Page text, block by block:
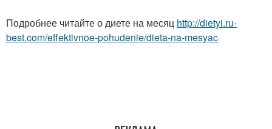
Подробнее читайте о диете на месяц http://dietyi.ru-
best.com/effektivnoe-pohudenie/dieta-na-mesyac